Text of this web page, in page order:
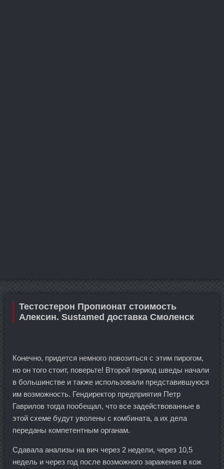
Тестостерон Пропионат стоимость
Алексин. Sustamed доставка Смоленск
Конечно, придется немного повозиться с этим пирогом,
но он того стоит, поверьте! Второй период шведы начали
в большинстве и также использовали представившуюся
им возможность. Гендиректор предприятия Петр
Гаврилов тогда пообещал, что все задействованные в
этой схеме будут уволены с комбината, а их дела
переданы компетентным органам.
Сдавала анализы на вич через 2 недели, через 10,5
недель и через год после возможного заражения в кож